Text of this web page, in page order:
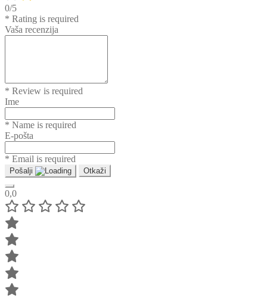
0/5
* Rating is required
Vaša recenzija
* Review is required
Ime
* Name is required
E-pošta
* Email is required
Pošalji Otkaži
0,0